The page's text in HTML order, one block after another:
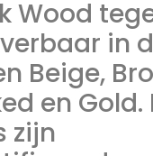
Wood
in
Beige,
en Gold.
zijn